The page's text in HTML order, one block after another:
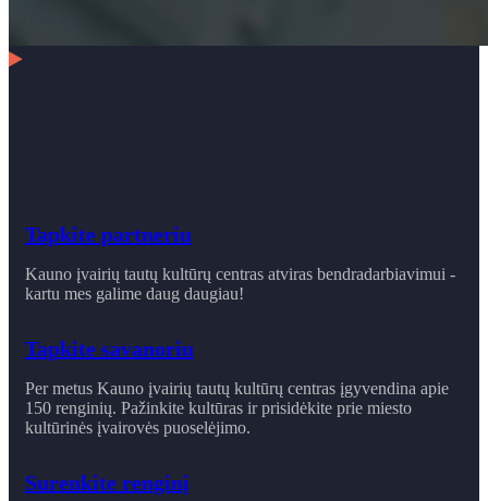
Tapkite partneriu
Kauno įvairių tautų kultūrų centras atviras bendradarbiavimui -
kartu mes galime daug daugiau!
Tapkite savanoriu
Per metus Kauno įvairių tautų kultūrų centras įgyvendina apie
150 renginių. Pažinkite kultūras ir prisidėkite prie miesto
kultūrinės įvairovės puoselėjimo.
Surenkite renginį